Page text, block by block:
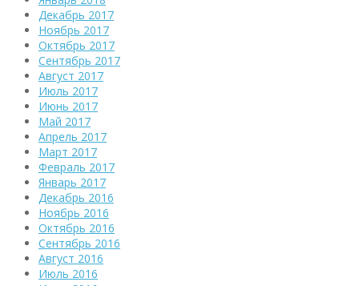
Декабрь 2017
Ноябрь 2017
Октябрь 2017
Сентябрь 2017
Август 2017
Июль 2017
Июнь 2017
Май 2017
Апрель 2017
Март 2017
Февраль 2017
Январь 2017
Декабрь 2016
Ноябрь 2016
Октябрь 2016
Сентябрь 2016
Август 2016
Июль 2016